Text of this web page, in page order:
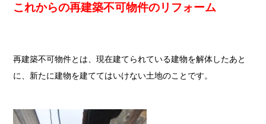
これからの再建築不可物件のリフォーム
再建築不可物件とは、現在建てられている建物を解体したあと
に、新たに建物を建ててはいけない土地のことです。